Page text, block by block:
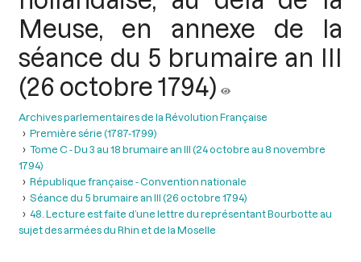
Meuse, en annexe de la
séance du 5 brumaire an III
(26 octobre 1794)
Archives parlementaires de la Révolution Française
Première série (1787-1799)
Tome C - Du 3 au 18 brumaire an III (24 octobre au 8 novembre
1794)
République française - Convention nationale
Séance du 5 brumaire an III (26 octobre 1794)
48. Lecture est faite d’une lettre du représentant Bourbotte au
sujet des armées du Rhin et de la Moselle